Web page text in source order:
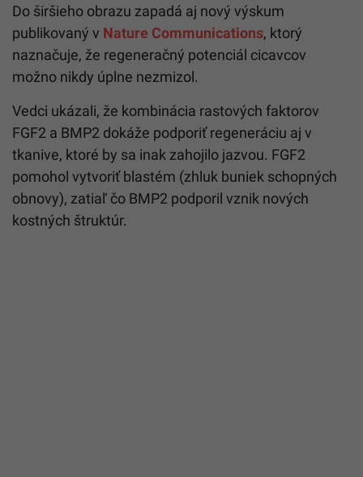
Do širšieho obrazu zapadá aj nový výskum
publikovaný v Nature Communications, ktorý
naznačuje, že regeneračný potenciál cicavcov
možno nikdy úplne nezmizol.
Vedci ukázali, že kombinácia rastových faktorov
FGF2 a BMP2 dokáže podporiť regeneráciu aj v
tkanive, ktoré by sa inak zahojilo jazvou. FGF2
pomohol vytvoriť blastém (zhluk buniek schopných
obnovy), zatiaľ čo BMP2 podporil vznik nových
kostných štruktúr.